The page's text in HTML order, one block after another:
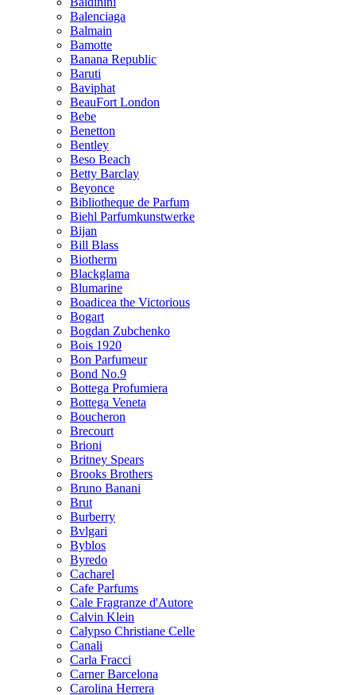
Balenciaga
Balmain
Bamotte
Banana Republic
Baruti
Baviphat
BeauFort London
Bebe
Benetton
Bentley
Beso Beach
Betty Barclay
Beyonce
Bibliotheque de Parfum
Biehl Parfumkunstwerke
Bijan
Bill Blass
Biotherm
Blackglama
Blumarine
Boadicea the Victorious
Bogart
Bogdan Zubchenko
Bois 1920
Bon Parfumeur
Bond No.9
Bottega Profumiera
Bottega Veneta
Boucheron
Brecourt
Brioni
Britney Spears
Brooks Brothers
Bruno Banani
Brut
Burberry
Bvlgari
Byblos
Byredo
Cacharel
Cafe Parfums
Cale Fragranze d'Autore
Calvin Klein
Calypso Christiane Celle
Canali
Carla Fracci
Carner Barcelona
Carolina Herrera